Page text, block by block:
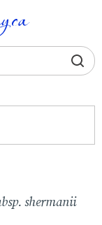
shermanii